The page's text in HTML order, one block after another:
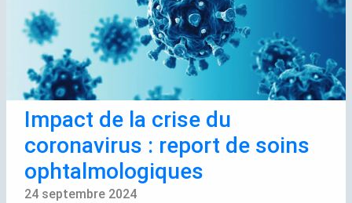
Impact de la crise du
coronavirus : report de soins
ophtalmologiques
24 septembre 2024